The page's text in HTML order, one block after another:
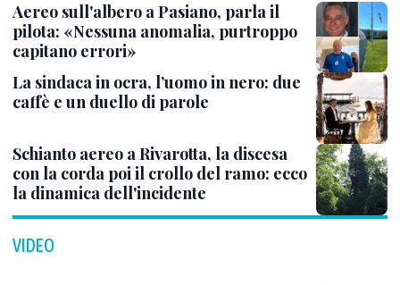
Aereo sull'albero a Pasiano, parla il
pilota: «Nessuna anomalia, purtroppo
capitano errori»
La sindaca in ocra, l’uomo in nero: due
caffè e un duello di parole
Schianto aereo a Rivarotta, la discesa
con la corda poi il crollo del ramo: ecco
la dinamica dell'incidente
VIDEO